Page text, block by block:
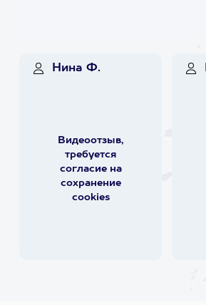
Нина Ф.
Видеоотзыв,
требуется
согласие на
сохранение
cookies